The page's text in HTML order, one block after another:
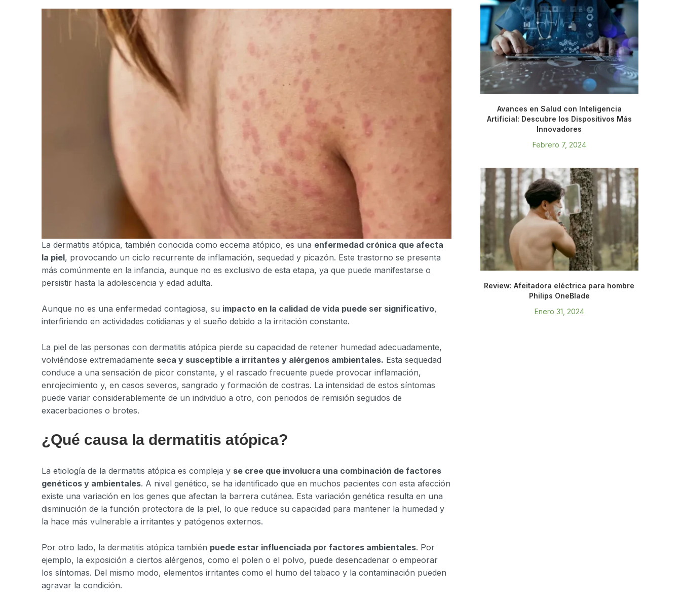
La dermatitis atópica, también conocida como eccema atópico, es una enfermedad crónica que afecta
la piel, provocando un ciclo recurrente de inflamación, sequedad y picazón. Este trastorno se presenta
más comúnmente en la infancia, aunque no es exclusivo de esta etapa, ya que puede manifestarse o
persistir hasta la adolescencia y edad adulta.
Aunque no es una enfermedad contagiosa, su impacto en la calidad de vida puede ser significativo,
interfiriendo en actividades cotidianas y el sueño debido a la irritación constante.
La piel de las personas con dermatitis atópica pierde su capacidad de retener humedad adecuadamente,
volviéndose extremadamente seca y susceptible a irritantes y alérgenos ambientales. Esta sequedad
conduce a una sensación de picor constante, y el rascado frecuente puede provocar inflamación,
enrojecimiento y, en casos severos, sangrado y formación de costras. La intensidad de estos síntomas
puede variar considerablemente de un individuo a otro, con periodos de remisión seguidos de
exacerbaciones o brotes.
¿Qué causa la dermatitis atópica?
La etiología de la dermatitis atópica es compleja y se cree que involucra una combinación de factores
genéticos y ambientales. A nivel genético, se ha identificado que en muchos pacientes con esta afección
existe una variación en los genes que afectan la barrera cutánea. Esta variación genética resulta en una
disminución de la función protectora de la piel, lo que reduce su capacidad para mantener la humedad y
la hace más vulnerable a irritantes y patógenos externos.
Por otro lado, la dermatitis atópica también puede estar influenciada por factores ambientales. Por
ejemplo, la exposición a ciertos alérgenos, como el polen o el polvo, puede desencadenar o empeorar
los síntomas. Del mismo modo, elementos irritantes como el humo del tabaco y la contaminación pueden
agravar la condición.
Avances en Salud con Inteligencia
Artificial: Descubre los Dispositivos Más
Innovadores
Febrero 7, 2024
Review: Afeitadora eléctrica para hombre
Philips OneBlade
Enero 31, 2024